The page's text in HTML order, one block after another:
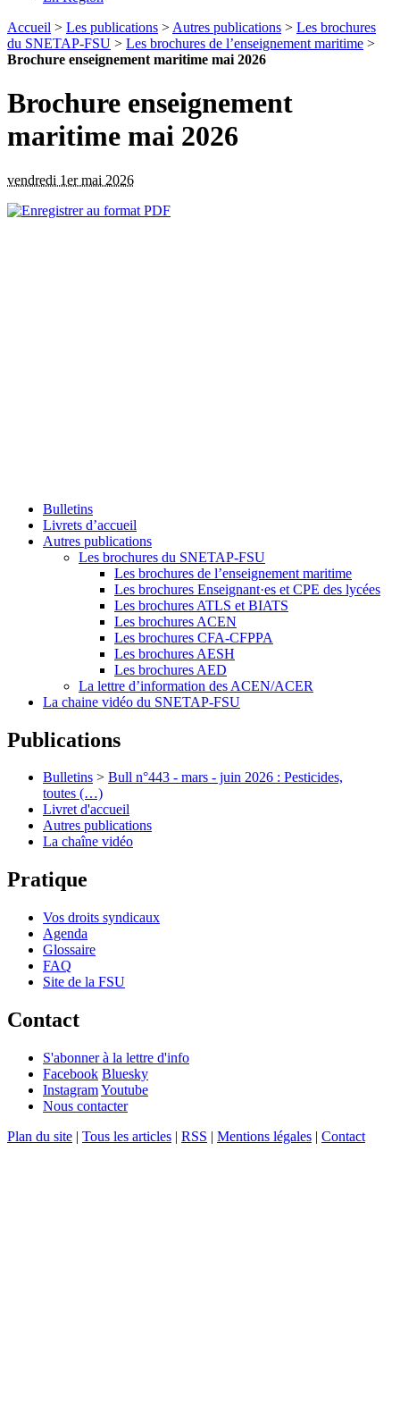
Accueil > Les publications > Autres publications > Les brochures
du SNETAP-FSU > Les brochures de l’enseignement maritime >
Brochure enseignement maritime mai 2026
Brochure enseignement
maritime mai 2026
vendredi 1er mai 2026
Bulletins
Livrets d’accueil
Autres publications
Les brochures du SNETAP-FSU
Les brochures de l’enseignement maritime
Les brochures Enseignant·es et CPE des lycées
Les brochures ATLS et BIATS
Les brochures ACEN
Les brochures CFA-CFPPA
Les brochures AESH
Les brochures AED
La lettre d’information des ACEN/ACER
La chaine vidéo du SNETAP-FSU
Publications
Bulletins > Bull n°443 - mars - juin 2026 : Pesticides,
toutes (…)
Livret d'accueil
Autres publications
La chaîne vidéo
Pratique
Vos droits syndicaux
Agenda
Glossaire
FAQ
Site de la FSU
Contact
S'abonner à la lettre d'info
Facebook Bluesky
InstagramYoutube
Nous contacter
Plan du site | Tous les articles | RSS | Mentions légales | Contact